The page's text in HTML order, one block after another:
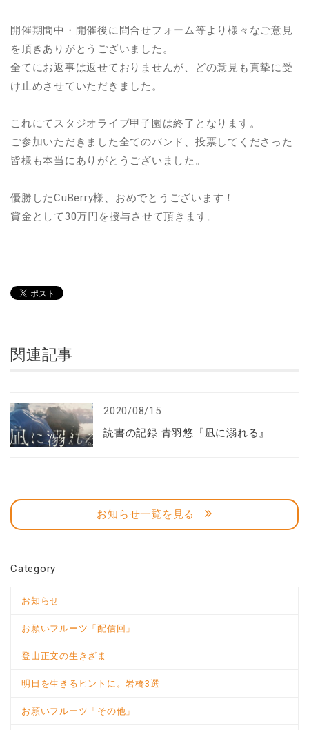
開催期間中・開催後に問合せフォーム等より様々なご意見
を頂きありがとうございました。
全てにお返事は返せておりませんが、どの意見も真摯に受
け止めさせていただきました。
これにてスタジオライブ甲子園は終了となります。
ご参加いただきました全てのバンド、投票してくださった
皆様も本当にありがとうございました。
優勝したCuBerry様、おめでとうございます！
賞金として30万円を授与させて頂きます。
関連記事
2020/08/15
読書の記録 青羽悠『凪に溺れる』
お知らせ一覧を見る
Category
お知らせ
お願いフルーツ「配信回」
登山正文の生きざま
明日を生きるヒントに。岩橋3選
お願いフルーツ「その他」